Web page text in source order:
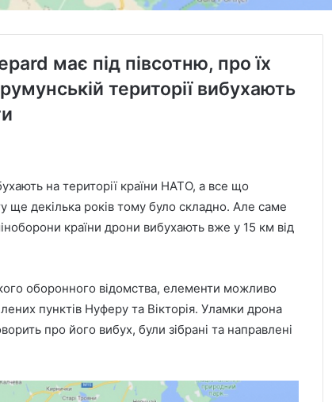
має під півсотню, про їх
території вибухають
на території країни НАТО, а все що
ще декілька років тому було складно. Але саме
країни дрони вибухають вже у 15 км від
оборонного відомства, елементи можливо
пунктів Нуферу та Вікторія. Уламки дрона
про його вибух, були зібрані та направлені